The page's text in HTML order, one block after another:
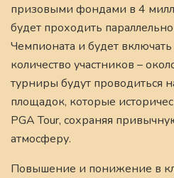
призовыми фондами в 4
будет проходить
Чемпионата и будет
количество участников –
турниры будут проводиться
площадок, которые
PGA Tour, сохраняя
атмосферу.
Повышение и понижение в